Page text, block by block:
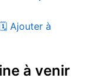
🗓 Ajouter à
à venir